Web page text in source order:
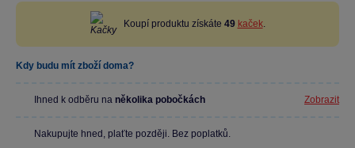
Koupí produktu získáte 49 kaček.
Kdy budu mít zboží doma?
Ihned k odběru na několika pobočkách Zobrazit
Nakupujte hned, plaťte později. Bez poplatků.